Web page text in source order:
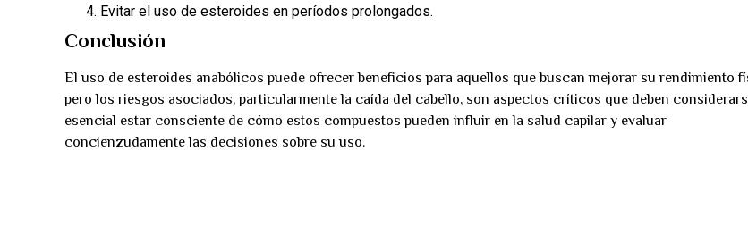
Evitar el uso de esteroides en períodos prolongados.
Conclusión
El uso de esteroides anabólicos puede ofrecer beneficios para aquellos que buscan mejorar su rendimiento
pero los riesgos asociados, particularmente la caída del cabello, son aspectos críticos que deben
esencial estar consciente de cómo estos compuestos pueden influir en la salud capilar y evaluar
concienzudamente las decisiones sobre su uso.